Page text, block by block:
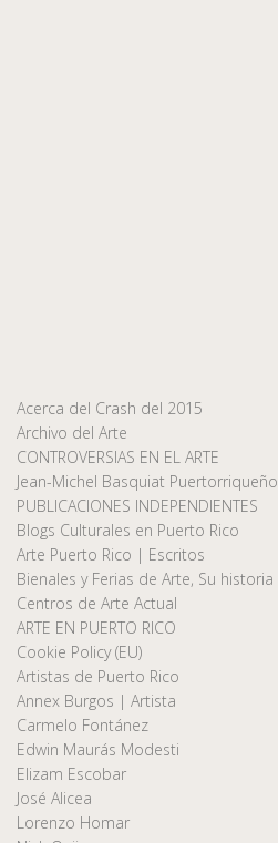
Acerca del Crash del 2015
Archivo del Arte
CONTROVERSIAS EN EL ARTE
Jean-Michel Basquiat Puertorriqueño
PUBLICACIONES INDEPENDIENTES
Blogs Culturales en Puerto Rico
Arte Puerto Rico | Escritos
Bienales y Ferias de Arte, Su historia
Centros de Arte Actual
ARTE EN PUERTO RICO
Cookie Policy (EU)
Artistas de Puerto Rico
Annex Burgos | Artista
Carmelo Fontánez
Edwin Maurás Modesti
Elizam Escobar
José Alicea
Lorenzo Homar